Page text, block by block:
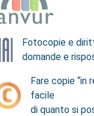
Fotocopie e
domande e
Fare copie “in
facile
di quanto si